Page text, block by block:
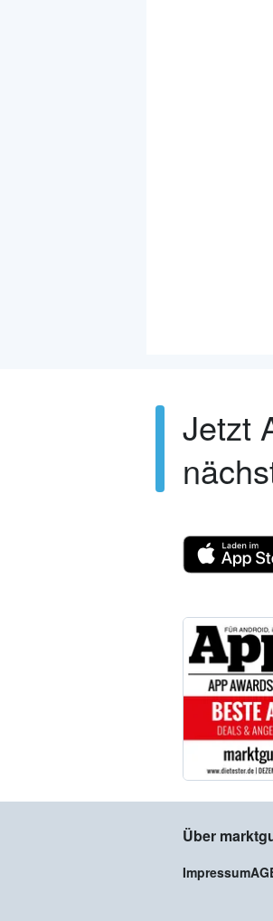
Jetzt
Über
Impressum